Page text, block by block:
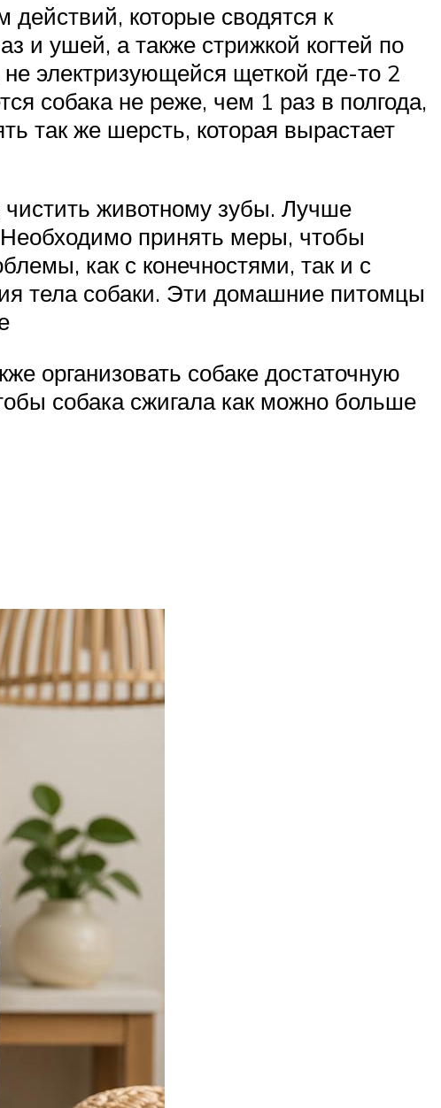
которые сводятся к
и ушей, а также стрижкой когтей по
электризующейся щеткой где-то 2
собака не реже, чем 1 раз в полгода,
так же шерсть, которая вырастает
чистить животному зубы. Лучше
принять меры, чтобы
как с конечностями, так и с
тела собаки. Эти домашние питомцы
организовать собаке достаточную
собака сжигала как можно больше